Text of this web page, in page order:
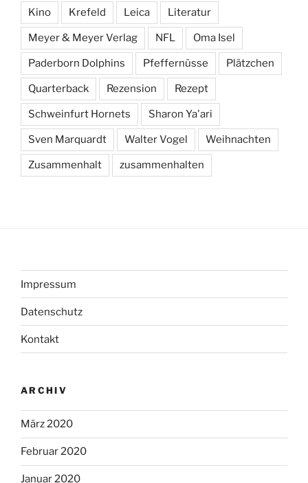
Kino Krefeld Leica Literatur
Meyer & Meyer Verlag NFL Oma Isel
Paderborn Dolphins Pfeffernüsse Plätzchen
Quarterback Rezension Rezept
Schweinfurt Hornets Sharon Ya'ari
Sven Marquardt Walter Vogel Weihnachten
Zusammenhalt zusammenhalten
Impressum
Datenschutz
Kontakt
ARCHIV
März 2020
Februar 2020
Januar 2020